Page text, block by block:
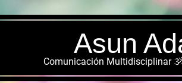
Asun
Comunicación Multidisciplinar